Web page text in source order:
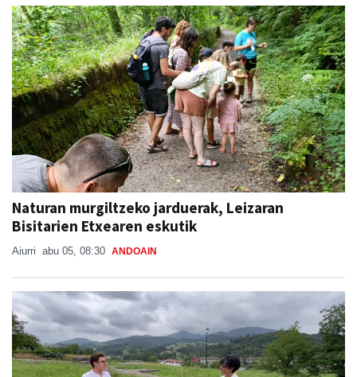
Naturan murgiltzeko jarduerak, Leizaran
Bisitarien Etxearen eskutik
Aiurri abu 05, 08:30 ANDOAIN